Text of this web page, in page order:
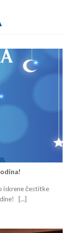
iskrene čestitke
[...]